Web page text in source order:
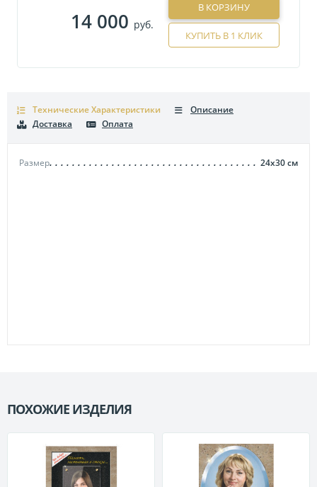
14 000 руб.
В КОРЗИНУ
КУПИТЬ В 1 КЛИК
Технические Характеристики
Размер 24х30см
Описание
Доставка
Оплата
ПОХОЖИЕ ИЗДЕЛИЯ